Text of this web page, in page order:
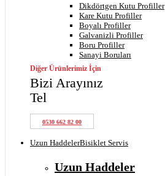
Dikdörtgen Kutu Profiller
Kare Kutu Profiller
Boyalı Profiller
Galvanizli Profiller
Boru Profiller
Sanayi Boruları
Diğer Ürünlerimiz İçin
Bizi Arayınız
Tel
0530 662 82 00
Uzun HaddelerBisiklet Servis
Uzun Haddeler